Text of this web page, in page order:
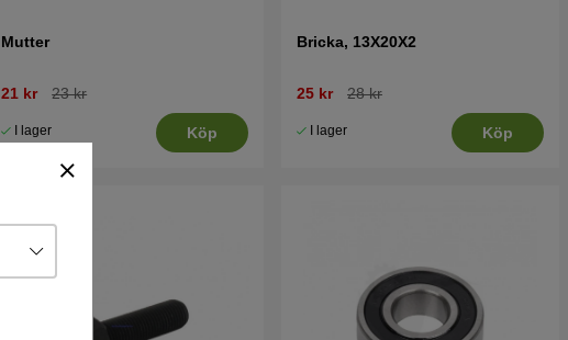
Mutter
21 kr 23 kr
I lager Köp
Bricka, 13X20X2
25 kr 28 kr
I lager Köp